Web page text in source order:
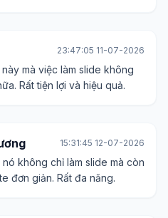
23:47:05 11-07-2026
mà việc làm slide không
Rất tiện lợi và hiệu quả.
15:31:45 12-07-2026
nó không chỉ làm slide mà còn
đơn giản. Rất đa năng.